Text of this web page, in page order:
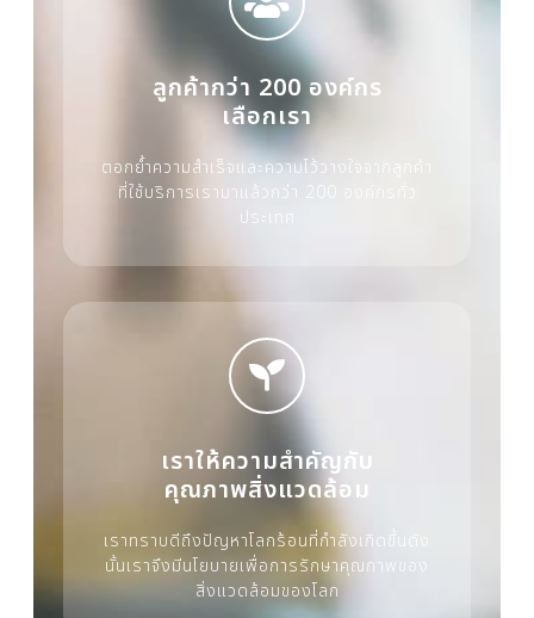
ลูกค้ากว่า 200 องค์กร
เลือกเรา
ตอกย้ำความสำเร็จและความไว้วางใจจากลูกค้า
ที่ใช้บริการเรามาแล้วกว่า 200 องค์กรทั่ว
ประเทศ
เราให้ความสำคัญกับ
คุณภาพสิ่งแวดล้อม
เราทราบดีถึงปัญหาโลกร้อนที่กำลังเกิดขึ้นดัง
นั้นเราจึงมีนโยบายเพื่อการรักษาคุณภาพของ
สิ่งแวดล้อมของโลก